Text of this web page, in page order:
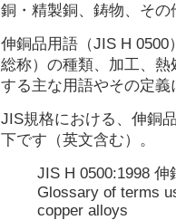
銅・精製銅、鋳物、そ
伸銅品用語（JIS H
総称）の種類、加工、
する主な用語やその定
JIS規格における、伸銅
下です（英文含む）。
JIS H 0500:1998 伸
Glossary of terms
copper alloys